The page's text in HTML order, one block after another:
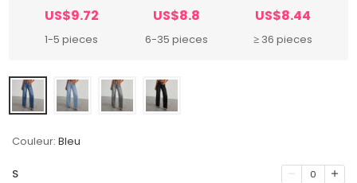
US$9.72
1-5 pieces
US$8.8
6-35 pieces
US$8.44
≥ 36 pieces
Couleur: Bleu
S 0